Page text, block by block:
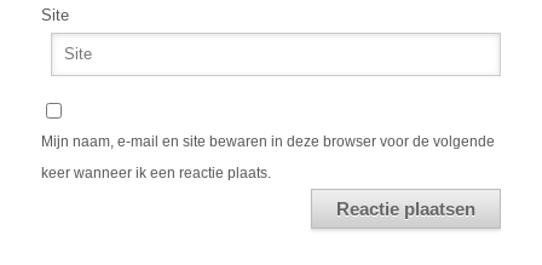
Site
Mijn naam, e-mail en site bewaren in deze browser voor de volgende
keer wanneer ik een reactie plaats.